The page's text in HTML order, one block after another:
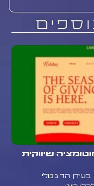
שיווקית
הדיגיטלי